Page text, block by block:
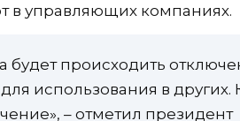
в управляющих компаниях.
будет происходить
использования в других.
– отметил президент